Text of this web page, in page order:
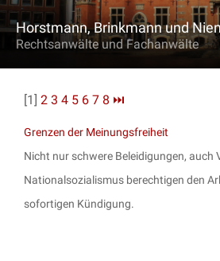
Horstmann, Brinkmann und
Rechtsanwälte und Fachanwälte
[1] 2 3 4 5 6 7 8 ⏭
Grenzen der Meinungsfreiheit
Nicht nur schwere Beleidigungen, auch
Nationalsozialismus berechtigen den
sofortigen Kündigung.